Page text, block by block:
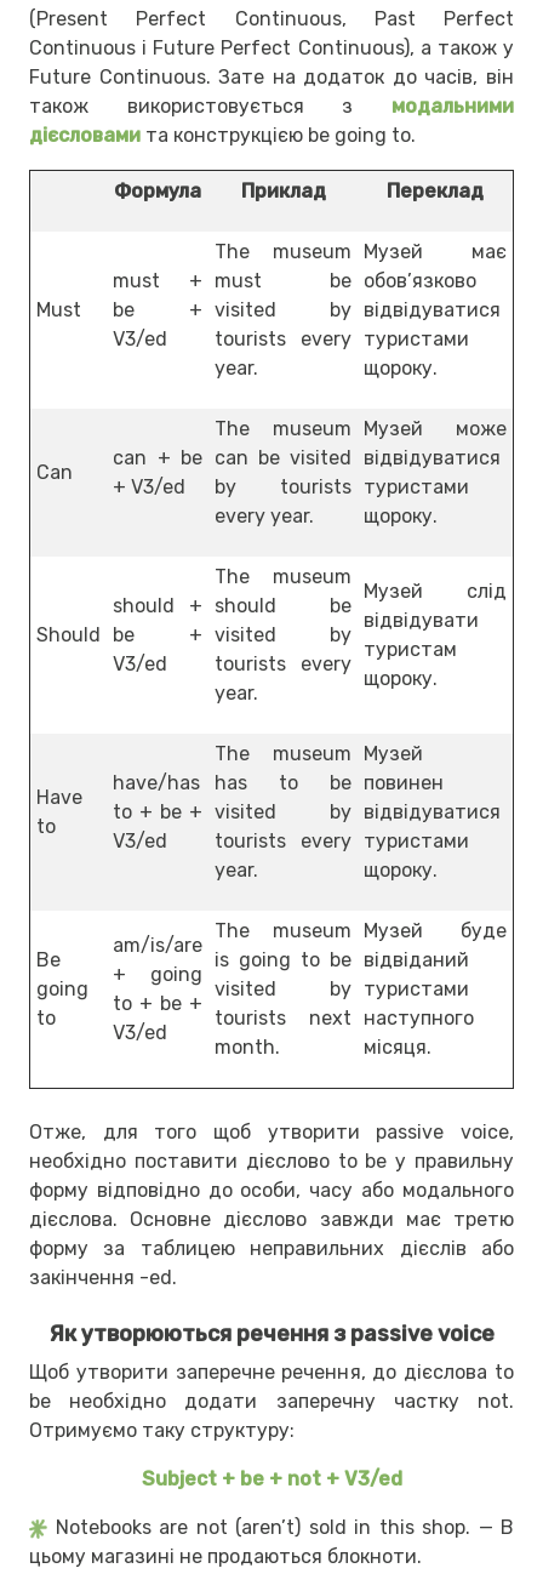
(Present Perfect Continuous, Past Perfect
Continuous і Future Perfect Continuous), а також у
Future Continuous. Зате на додаток до часів, він
також використовується з модальними
дієсловами та конструкцією be going to.
Формула Приклад Переклад
Must
must +
be +
V3/ed
The museum
must be
visited by
tourists every
year.
Музей має
обов’язково
відвідуватися
туристами
щороку.
Can
can + be
+ V3/ed
The museum
can be visited
by tourists
every year.
Музей може
відвідуватися
туристами
щороку.
Should
should +
be +
V3/ed
The museum
should be
visited by
tourists every
year.
Музей слід
відвідувати
туристам
щороку.
Have
to
have/has
to + be +
V3/ed
The museum
has to be
visited by
tourists every
year.
Музей
повинен
відвідуватися
туристами
щороку.
Be
going
to
am/is/are
+ going
to + be +
V3/ed
The museum
is going to be
visited by
tourists next
month.
Музей буде
відвіданий
туристами
наступного
місяця.
Отже, для того щоб утворити passive voice,
необхідно поставити дієслово to be у правильну
форму відповідно до особи, часу або модального
дієслова. Основне дієслово завжди має третю
форму за таблицею неправильних дієслів або
закінчення -ed.
Як утворюються речення з passive voice
Щоб утворити заперечне речення, до дієслова to
be необхідно додати заперечну частку not.
Отримуємо таку структуру:
Subject + be + not + V3/ed
Notebooks are not (aren’t) sold in this shop. — В
цьому магазині не продаються блокноти.